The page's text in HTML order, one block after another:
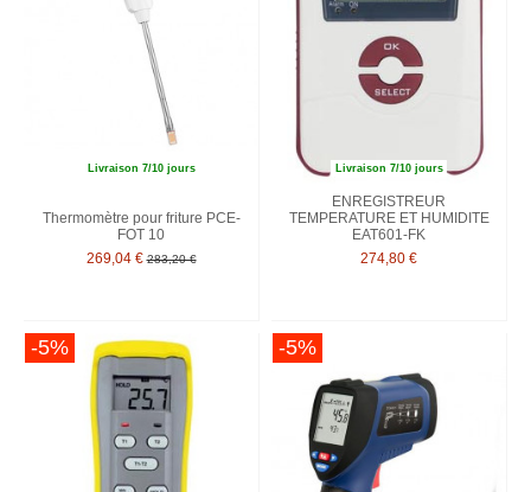
Livraison 7/10 jours
Thermomètre pour friture PCE-
FOT 10
269,04 € 283,20 €
Livraison 7/10 jours
ENREGISTREUR
TEMPERATURE ET HUMIDITE
EAT601-FK
274,80 €
-5% -5%